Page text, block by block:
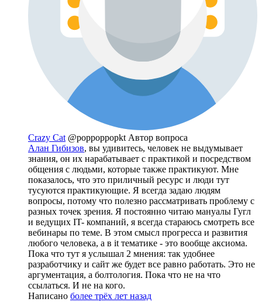
Crazy Cat @poppoppopkt Автор вопроса
Алан Гибизов, вы удивитесь, человек не выдумывает
знания, он их нарабатывает с практикой и посредством
общения с людьми, которые также практикуют. Мне
показалось, что это приличный ресурс и люди тут
тусуются практикующие. Я всегда задаю людям
вопросы, потому что полезно рассматривать проблему с
разных точек зрения. Я постоянно читаю мануалы Гугл
и ведущих IT- компаний, я всегда стараюсь смотреть все
вебинары по теме. В этом смысл прогресса и развития
любого человека, а в it тематике - это вообще аксиома.
Пока что тут я услышал 2 мнения: так удобнее
разработчику и сайт же будет все равно работать. Это не
аргументация, а болтология. Пока что не на что
ссылаться. И не на кого.
Написано более трёх лет назад